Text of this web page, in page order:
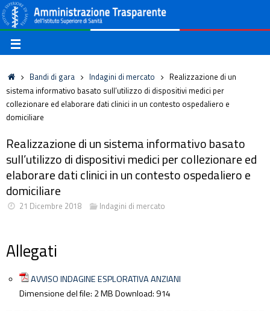
Bandi di gara Indagini di mercato
Realizzazione di un
sistema informativo basato sull’utilizzo di dispositivi medici per
collezionare ed elaborare dati clinici in un contesto ospedaliero e
domiciliare
Realizzazione di un sistema informativo basato
sull’utilizzo di dispositivi medici per collezionare ed
elaborare dati clinici in un contesto ospedaliero e
domiciliare
21 Dicembre 2018 Indagini di mercato
Allegati
AVVISO INDAGINE ESPLORATIVA ANZIANI
Dimensione del file: 2 MBDownload: 914